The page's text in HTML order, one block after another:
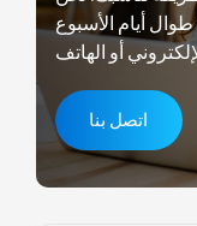
أيام الأسبوع
اتصل بنا